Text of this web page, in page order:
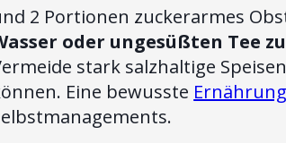
2 Portionen zuckerarmes
oder ungesüßten Tee
stark salzhaltige
Eine bewusste